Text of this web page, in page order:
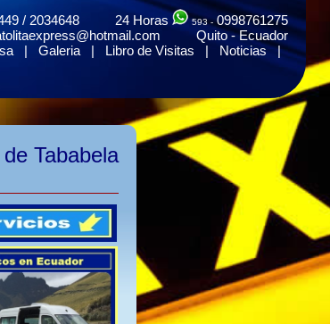
/ 2034648 24 Horas 593 -0998761275
Quito - Ecuador
|Galeria | Libro de Visitas | Noticias|
Tababela